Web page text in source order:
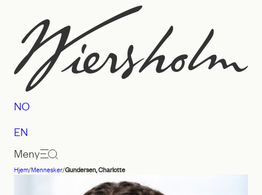
innhold
Advokatfirmaet
NO
EN
Meny
Hjem/Mennesker/Gundersen, Charlotte